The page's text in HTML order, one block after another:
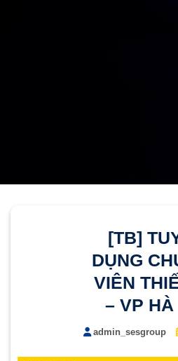
[TB]
DỤNG
VIÊN
– VP HÀ
admin_sesgroup